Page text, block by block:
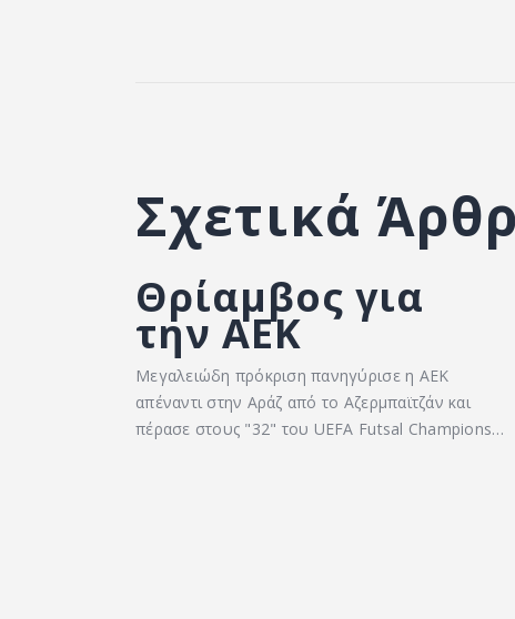
Σχετικά
Θρίαμβος για
την ΑΕΚ
Μεγαλειώδη πρόκριση πανηγύρισε η ΑΕΚ
απέναντι στην Αράζ από το Αζερμπαϊτζάν και
πέρασε στους "32" του UEFA Futsal Champions…